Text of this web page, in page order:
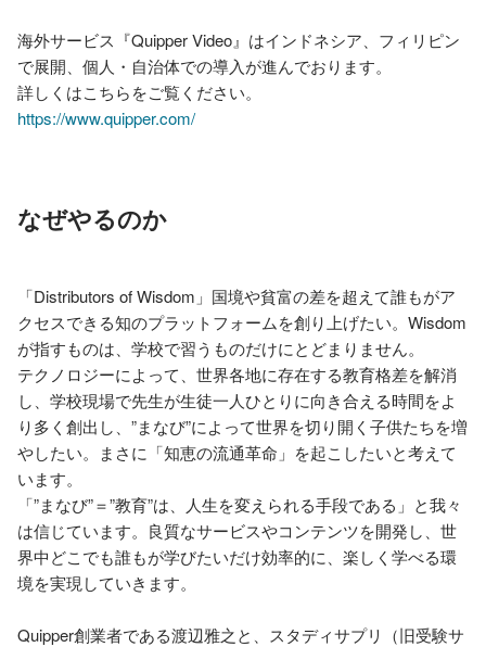
海外サービス『Quipper Video』はインドネシア、フィリピン
で展開、個人・自治体での導入が進んでおります。
https://www.quipper.com/
なぜやるのか
「Distributors of Wisdom」国境や貧富の差を超えて誰もがア
クセスできる知のプラットフォームを創り上げたい。Wisdom
が指すものは、学校で習うものだけにとどまりません。
テクノロジーによって、世界各地に存在する教育格差を解消
し、学校現場で先生が生徒一人ひとりに向き合える時間をよ
り多く創出し、”まなび”によって世界を切り開く子供たちを増
やしたい。まさに「知恵の流通革命」を起こしたいと考えて
います。
「”まなび”＝”教育”は、人生を変えられる手段である」と我々
は信じています。良質なサービスやコンテンツを開発し、世
界中どこでも誰もが学びたいだけ効率的に、楽しく学べる環
境を実現していきます。
Quipper創業者である渡辺雅之と、スタディサプリ（旧受験サ